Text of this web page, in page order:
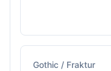
Gothic / Fraktur